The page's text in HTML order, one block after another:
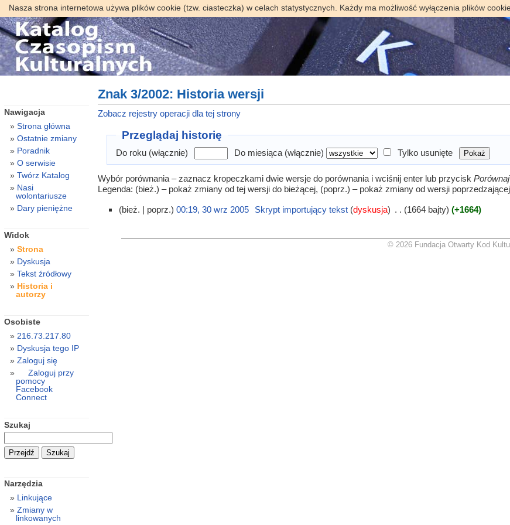
Nasza strona internetowa używa plików cookie (tzw. ciasteczka) w celach statystycznych. Każdy ma możliwość wyłączenia plików
Znak 3/2002: Historia wersji
Zobacz rejestry operacji dla tej strony
Przeglądaj historię
Do roku (włącznie) Do miesiąca (włącznie) Tylko usunięte
Wybór porównania – zaznacz kropeczkami dwie wersje do porównania i wciśnij enter lub przycisk
Legenda: (bież.) – pokaż zmiany od tej wersji do bieżącej, (poprz.) – pokaż zmiany od wersji
(bież. | poprz.) 00:19, 30 wrz 2005‎ Skrypt importujący tekst (dyskusja) . . (1664 bajty) (+1664)
Nawigacja
Strona główna
Ostatnie zmiany
Poradnik
O serwisie
Twórz Katalog
Nasi
wolontariusze
Dary pieniężne
Widok
Strona
Dyskusja
Tekst źródłowy
Historia i
autorzy
Osobiste
216.73.217.80
Dyskusja tego IP
Zaloguj się
Zaloguj przy
pomocy
Facebook
Connect
Szukaj
Narzędzia
Linkujące
Zmiany w
linkowanych
© 2026 Fundacja Otwarty Kod